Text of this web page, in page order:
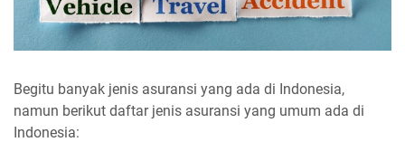
Begitu banyak jenis asuransi yang ada di Indonesia,
namun berikut daftar jenis asuransi yang umum ada di
Indonesia: